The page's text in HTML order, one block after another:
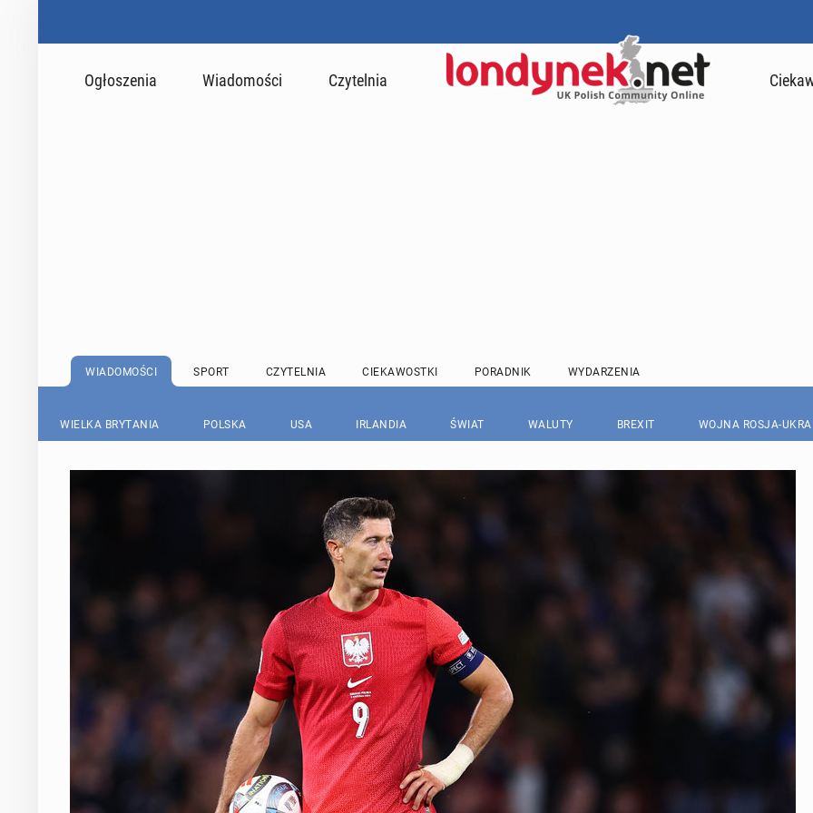
Ogłoszenia Wiadomości Czytelnia
WIADOMOŚCI SPORT CZYTELNIA CIEKAWOSTKI PORADNIK WYDARZENIA
WIELKA BRYTANIA POLSKA USA IRLANDIA ŚWIAT WALUTY BREXIT WOJNA ROSJA-